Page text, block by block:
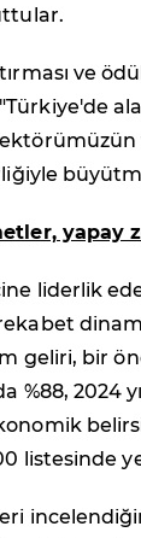
ve
yapay
liderlik
geliri, bir
%88,
listesinde